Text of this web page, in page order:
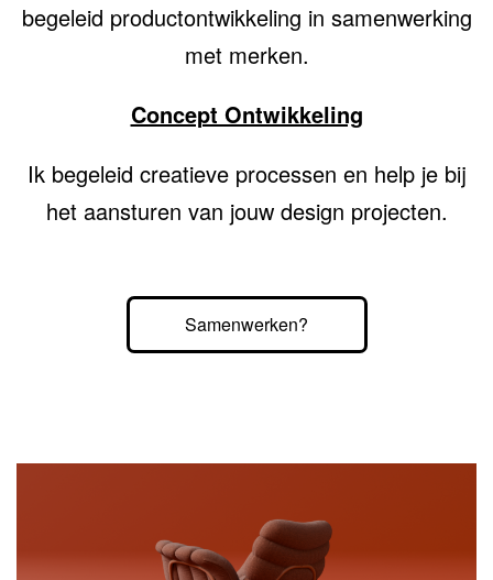
begeleid productontwikkeling in samenwerking
met merken.
Concept Ontwikkeling
Ik begeleid creatieve processen en help je bij
het aansturen van jouw design projecten.
Samenwerken?